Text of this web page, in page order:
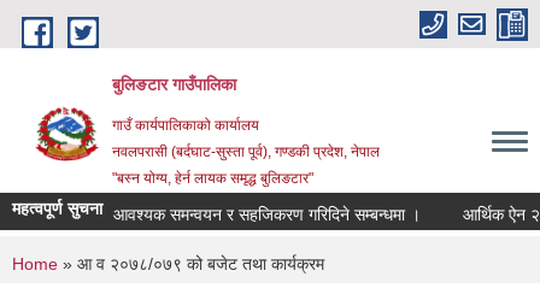
Skip to main content
बुलिङटार गाउँपालिका
गाउँ कार्यपालिकाको कार्यालय
नवलपरासी (बर्दघाट-सुस्ता पूर्व), गण्डकी प्रदेश, नेपाल
"बस्न योग्य, हेर्न लायक समृद्ध बुलिङटार"
महत्वपूर्ण सुचनाआवश्यक समन्वयन र सहजिकरण गरिदिने सम्बन्धमा । आर्थिक ऐन
You are here
Home » आ व २०७८/०७९ को बजेट तथा कार्यक्रम